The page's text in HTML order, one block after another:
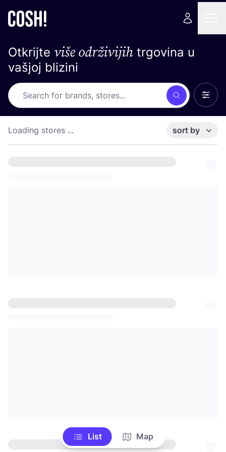
Otkrijte više održivijih trgovina u
vašjoj blizini
Search
Loading stores ... sort by
List Map